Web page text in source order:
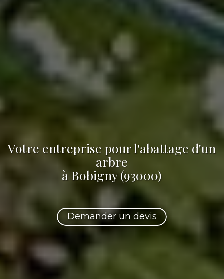
Votre entreprise pour l'abattage d'un
arbre
à Bobigny (93000)
Demander un devis